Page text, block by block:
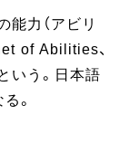
能力（アビリ
of Abilities、
いう。日本語
。